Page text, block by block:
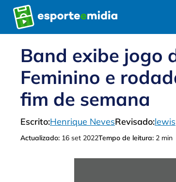
Pular
para
o
Band exibe jogo
Feminino e
fim de semana
Escrito:Henrique NevesRevisado:lewis
Actualizado: 16 set 2022Tempo de leitura: 2 min